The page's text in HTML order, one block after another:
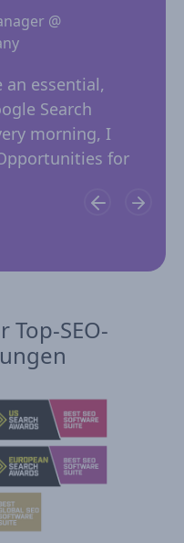
@
an essential,
Search
morning, I
for
not…
SEO-